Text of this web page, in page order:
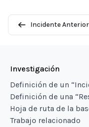
Incidente Anterior
Investigación
Definición de un
Definición de una
Hoja de ruta de la
Trabajo relacionado